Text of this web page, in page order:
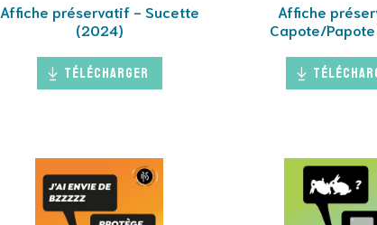
Affiche préservatif - Sucette
(2024)
Télécharger
Affiche
Capote/